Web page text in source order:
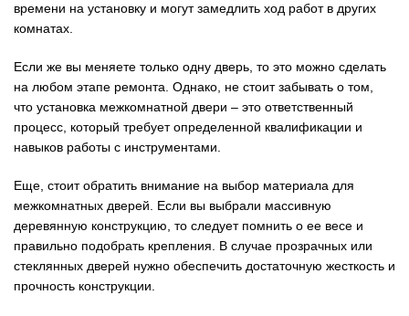
времени на установку и могут замедлить ход работ в других
комнатах.
Если же вы меняете только одну дверь, то это можно сделать
на любом этапе ремонта. Однако, не стоит забывать о том,
что установка межкомнатной двери – это ответственный
процесс, который требует определенной квалификации и
навыков работы с инструментами.
Еще, стоит обратить внимание на выбор материала для
межкомнатных дверей. Если вы выбрали массивную
деревянную конструкцию, то следует помнить о ее весе и
правильно подобрать крепления. В случае прозрачных или
стеклянных дверей нужно обеспечить достаточную жесткость и
прочность конструкции.